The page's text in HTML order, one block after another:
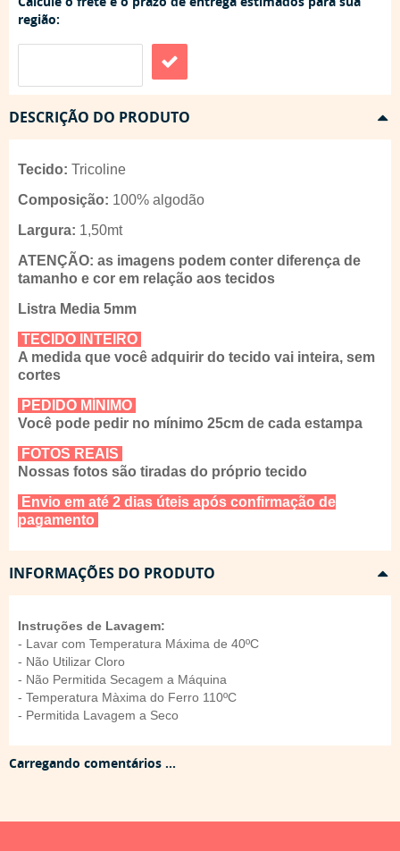
região:
DESCRIÇÃO DO PRODUTO
Tecido: Tricoline
Composição: 100% algodão
Largura: 1,50mt
ATENÇÃO: as imagens podem conter diferença de
tamanho e cor em relação aos tecidos
Listra Media 5mm
TECIDO INTEIRO
A medida que você adquirir do tecido vai inteira, sem
cortes
PEDIDO MÍNIMO
Você pode pedir no mínimo 25cm de cada estampa
FOTOS REAIS
Nossas fotos são tiradas do próprio tecido
Envio em até 2 dias úteis após confirmação de
pagamento
INFORMAÇÕES DO PRODUTO
Instruções de Lavagem:
- Lavar com Temperatura Máxima de 40ºC
- Não Utilizar Cloro
- Não Permitida Secagem a Máquina
- Temperatura Màxima do Ferro 110ºC
- Permitida Lavagem a Seco
Carregando comentários ...